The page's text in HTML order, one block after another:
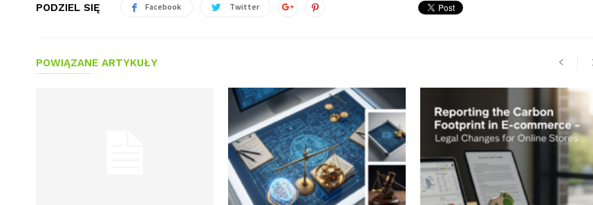
PODZIEL SIĘ Facebook Twitter
POWIĄZANE ARTYKUŁY